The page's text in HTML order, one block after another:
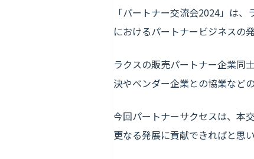
「パートナー交流会2024」は
におけるパートナービジネスの
ラクスの販売パートナー企業同
決やベンダー企業との協業など
今回パートナーサクセスは、本
更なる発展に貢献できればと思い